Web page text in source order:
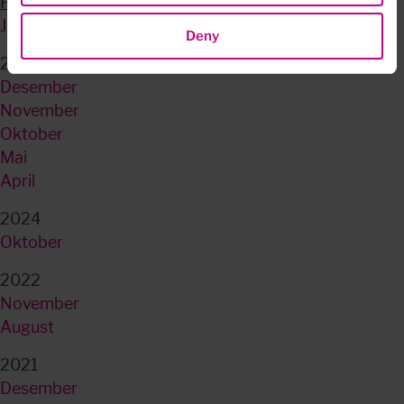
Deny
Januar
2025
Desember
November
Oktober
Mai
April
2024
Oktober
2022
November
August
2021
Desember